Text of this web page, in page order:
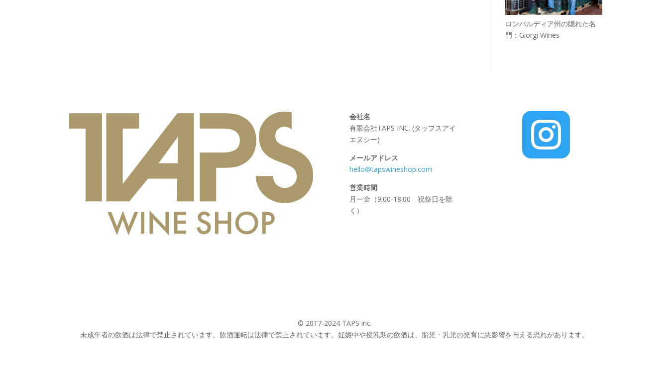
ロンバルディア州の隠れた名
門：Giorgi Wines
会社名
有限会社TAPS INC. (タップスアイ
エヌシー)
メールアドレス
hello@tapswineshop.com
営業時間
月ー金（9:00-18:00 祝祭日を除
く）

© 2017-2024 TAPS inc.
未成年者の飲酒は法律で禁止されています。飲酒運転は法律で禁止されています。妊娠中や授乳期の飲酒は、胎児・乳児の発育に悪影響を与える恐れがあります。